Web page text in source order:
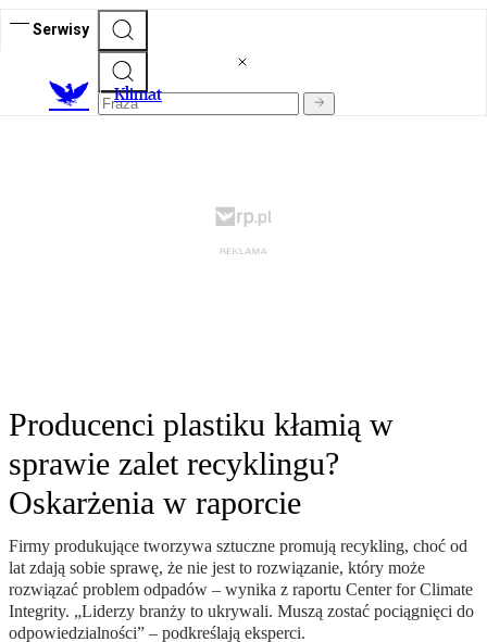
Serwisy
Klimat
Producenci plastiku kłamią w
sprawie zalet recyklingu?
Oskarżenia w raporcie
Firmy produkujące tworzywa sztuczne promują recykling, choć od
lat zdają sobie sprawę, że nie jest to rozwiązanie, który może
rozwiązać problem odpadów – wynika z raportu Center for Climate
Integrity. „Liderzy branży to ukrywali. Muszą zostać pociągnięci do
odpowiedzialności” – podkreślają eksperci.